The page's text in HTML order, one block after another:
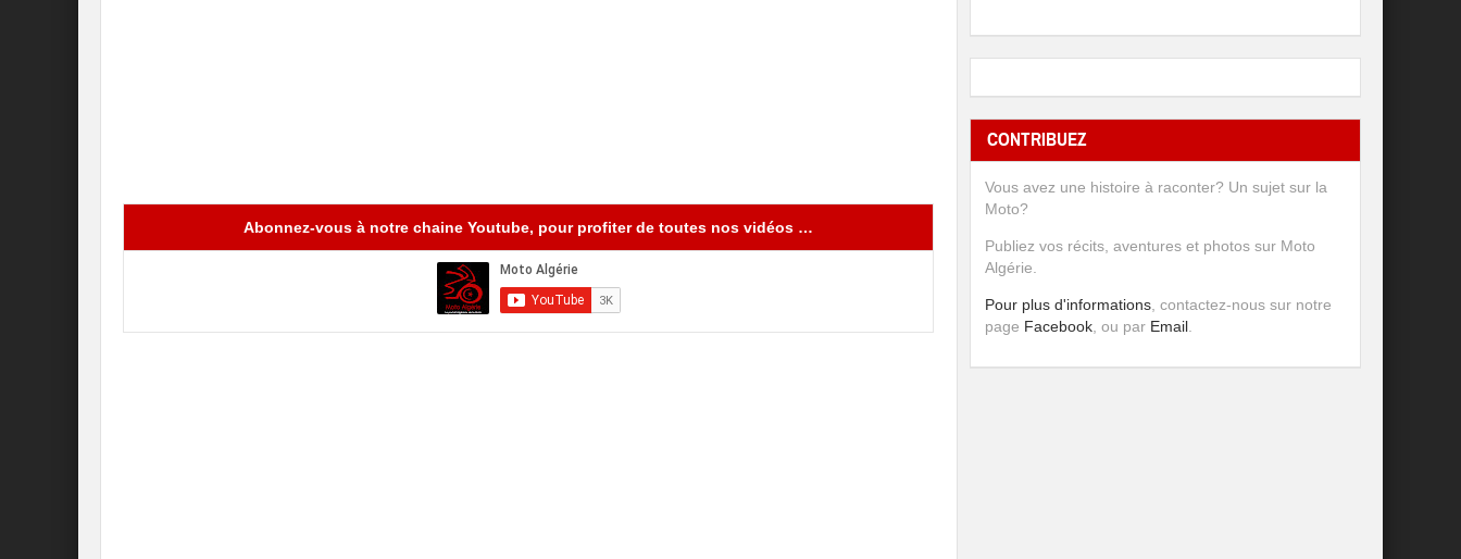
Abonnez-vous à notre chaine Youtube, pour profiter de toutes nos vidéos …
CONTRIBUEZ
Vous avez une histoire à raconter? Un sujet sur la
Moto?
Publiez vos récits, aventures et photos sur Moto
Algérie.
Pour plus d'informations , contactez-nous sur notre
page Facebook , ou par Email